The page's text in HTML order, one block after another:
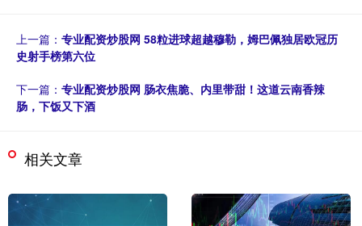
上一篇： 专业配资炒股网 58粒进球超越穆勒，姆巴佩独居欧冠历
史射手榜第六位
下一篇： 专业配资炒股网 肠衣焦脆、内里带甜！这道云南香辣
肠，下饭又下酒
相关文章